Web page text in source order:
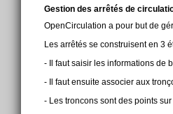
Gestion des arrêtés de
OpenCirculation a pour but de
Les arrêtés se construisent en 3
- Il faut saisir les informations de
- Il faut ensuite associer aux
- Les troncons sont des points